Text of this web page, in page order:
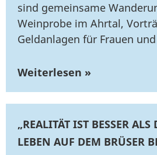
sind gemeinsame
Weinprobe im Ahrtal,
Geldanlagen für Frauen
Weiterlesen »
„REALITÄT IST BESSER ALS
LEBEN AUF DEM BRÜSER